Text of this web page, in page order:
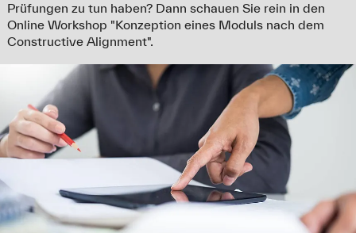
Prüfungen zu tun haben? Dann schauen Sie rein in den
Online Workshop "Konzeption eines Moduls nach dem
Constructive Alignment".